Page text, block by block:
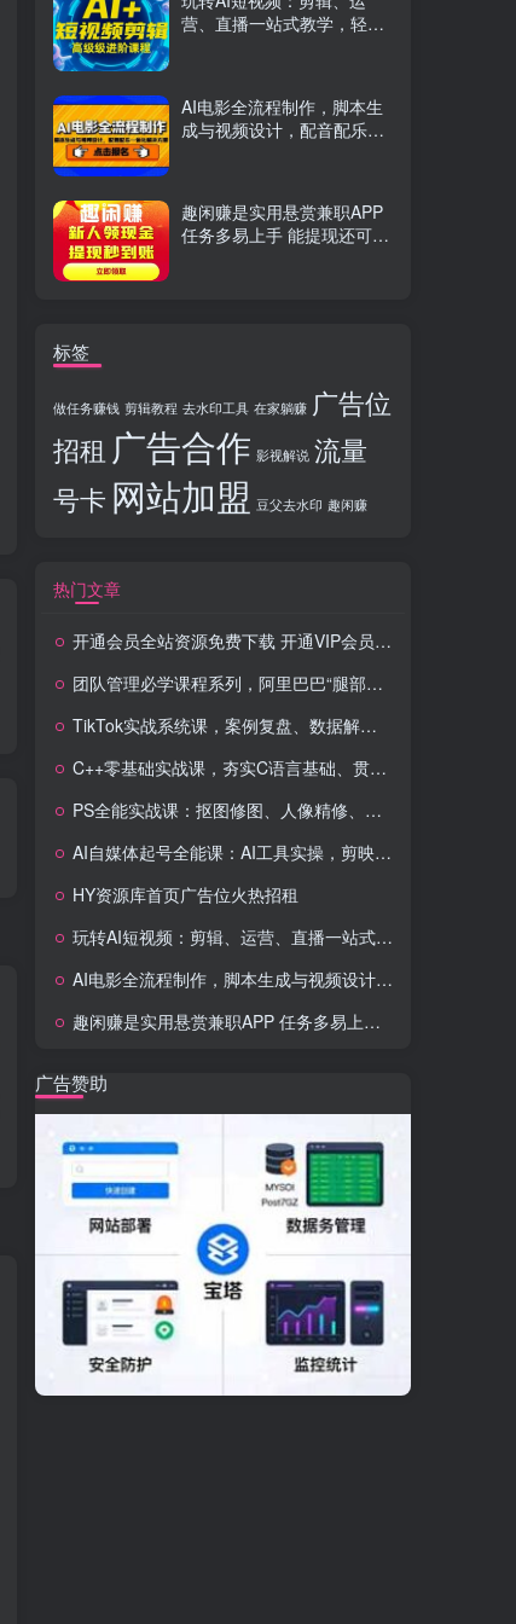
TikTok实战系统课，案例复盘、数据解析、运营执行，从0到1构建千万级电商体系（更新） C++零基础实战课，夯实C语言基础、贯穿游戏项目、掌握开发思维，学成可挑战月薪15K+岗位
2025出海新机遇(社媒+独立站),海外新机遇,实现独立站的高效运营与出海 室内外AI设计课,一站式覆盖建筑,室内,景观,平面,展陈五大热门品类,解锁设计行业的全新可能
营、直播一站式教学，轻松
AI电影全流程制作，脚本生
成与视频设计，配音配乐一
趣闲赚是实用悬赏兼职APP
任务多易上手 能提现还可邀
标签
做任务赚钱 剪辑教程 去水印工具 在家躺赚 广告位
招租 广告合作 影视解说 流量
号卡 网站加盟 豆父去水印 趣闲赚
热门文章
开通会员全站资源免费下载 开通VIP会员 HY资源库
团队管理必学课程系列，阿里巴巴“腿部三板斧”
TikTok实战系统课，案例复盘、数据解析、运营执行，从0到1构建千万级电商体系（更新）
C++零基础实战课，夯实C语言基础、贯穿游戏项目、掌握开发思维，学成可挑战月薪15K+岗位
PS全能实战课：抠图修图、人像精修、电商美工，0基础变身设计达人
AI自媒体起号全能课：AI工具实操，剪映技巧，多平台带货，0基础快速变现
HY资源库首页广告位火热招租
玩转AI短视频：剪辑、运营、直播一站式教学，轻松打造流量神话
AI电影全流程制作，脚本生成与视频设计，配音配乐一体化解决方案
趣闲赚是实用悬赏兼职APP 任务多易上手 能提现还可邀友分成
广告赞助